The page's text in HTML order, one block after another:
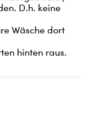
D.h. keine
Wäsche dort
hinten raus.